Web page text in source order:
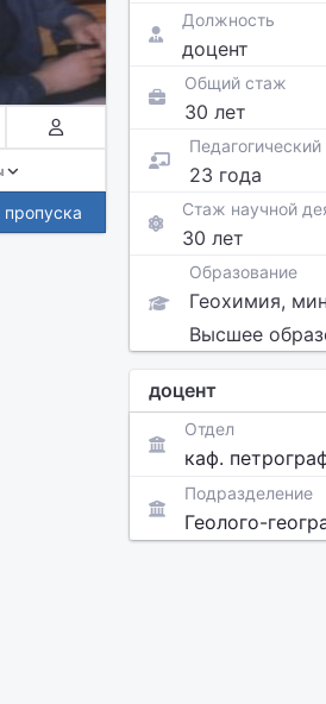
пропуска
Должность
доцент
Общий стаж
30 лет
23 года
Стаж научной
30 лет
Образование
Геохимия,
Высшее
доцент
Отдел
каф.
Подразделение
Геолого-